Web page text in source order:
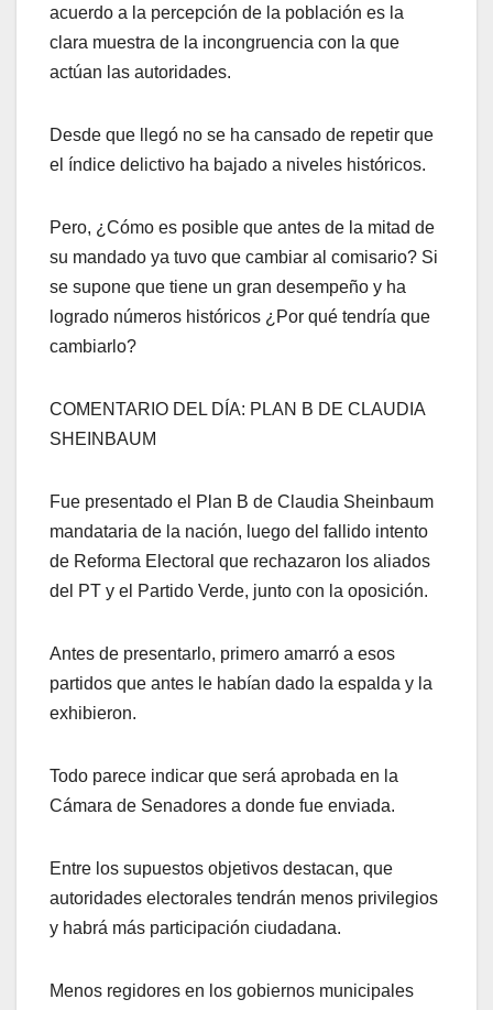
acuerdo a la percepción de la población es la
clara muestra de la incongruencia con la que
actúan las autoridades.
Desde que llegó no se ha cansado de repetir que
el índice delictivo ha bajado a niveles históricos.
Pero, ¿Cómo es posible que antes de la mitad de
su mandado ya tuvo que cambiar al comisario? Si
se supone que tiene un gran desempeño y ha
logrado números históricos ¿Por qué tendría que
cambiarlo?
COMENTARIO DEL DÍA: PLAN B DE CLAUDIA
SHEINBAUM
Fue presentado el Plan B de Claudia Sheinbaum
mandataria de la nación, luego del fallido intento
de Reforma Electoral que rechazaron los aliados
del PT y el Partido Verde, junto con la oposición.
Antes de presentarlo, primero amarró a esos
partidos que antes le habían dado la espalda y la
exhibieron.
Todo parece indicar que será aprobada en la
Cámara de Senadores a donde fue enviada.
Entre los supuestos objetivos destacan, que
autoridades electorales tendrán menos privilegios
y habrá más participación ciudadana.
Menos regidores en los gobiernos municipales